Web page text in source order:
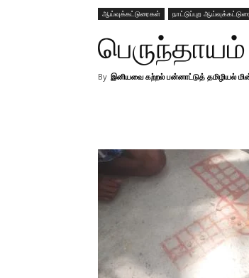
ஆய்வுக்கட்டுரைகள் நாட்டுப்புற
By இனியவை கற்றல் பன்னாட்டுத் தமிழியல்